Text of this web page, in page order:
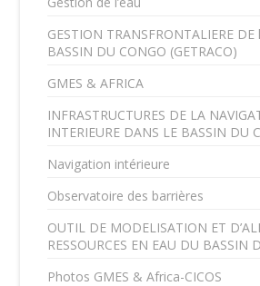
GESTION TRANSFRONTALIERE DE
BASSIN DU CONGO (GETRACO)
GMES & AFRICA
INFRASTRUCTURES DE LA
INTERIEURE DANS LE BASSIN DU
Navigation intérieure
Observatoire des barrières
OUTIL DE MODELISATION ET
RESSOURCES EN EAU DU BASSIN
Photos GMES & Africa-CICOS